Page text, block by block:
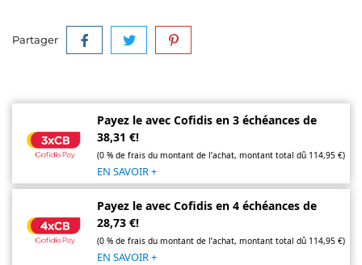
Partager
Payez le avec Cofidis en 3 échéances de
38,31 €!
(0 % de frais du montant de l’achat, montant total dû 114,95 €)
EN SAVOIR +
Payez le avec Cofidis en 4 échéances de
28,73 €!
(0 % de frais du montant de l’achat, montant total dû 114,95 €)
EN SAVOIR +